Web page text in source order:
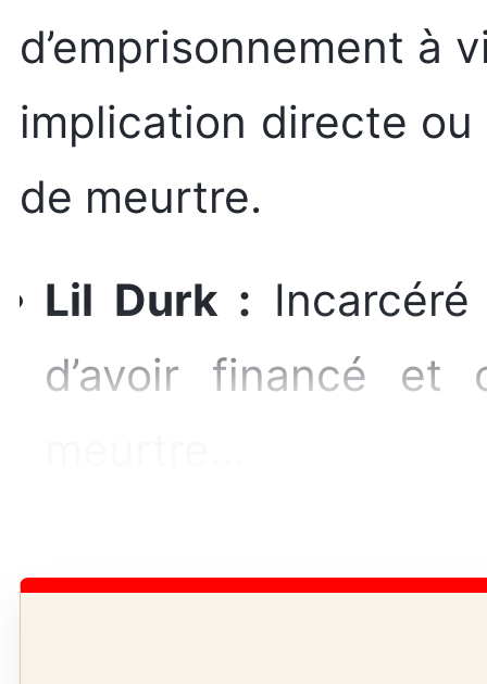
d’emprisonnement à
implication directe
de meurtre.
Lil Durk :
d’avoir financé et